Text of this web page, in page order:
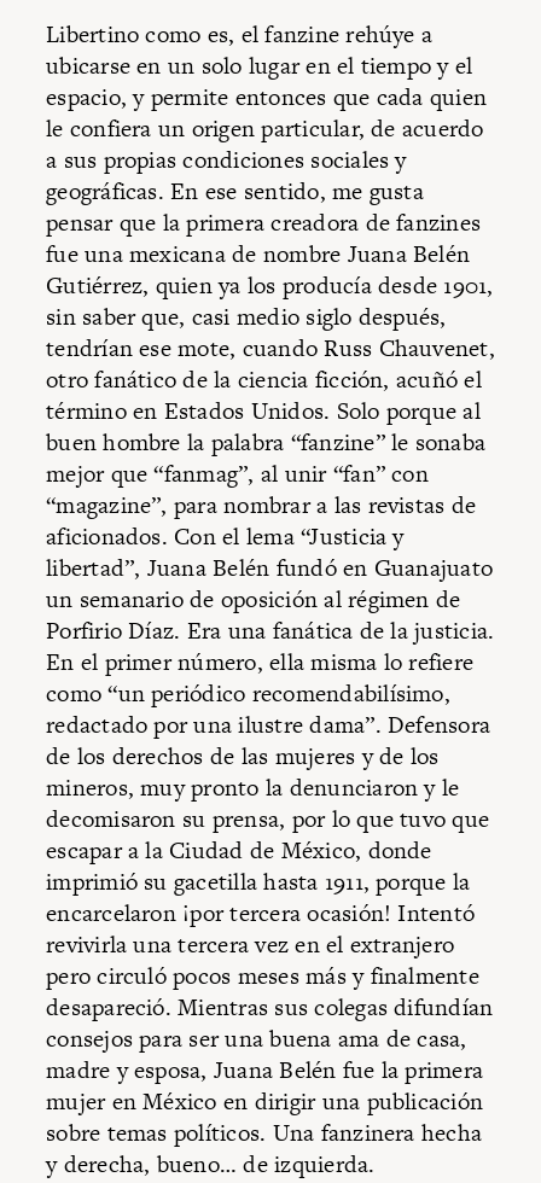
Libertino como es, el fanzine rehúye a
ubicarse en un solo lugar en el tiempo y el
espacio, y permite entonces que cada quien
le confiera un origen particular, de acuerdo
a sus propias condiciones sociales y
geográficas. En ese sentido, me gusta
pensar que la primera creadora de fanzines
fue una mexicana de nombre Juana Belén
Gutiérrez, quien ya los producía desde 1901,
sin saber que, casi medio siglo después,
tendrían ese mote, cuando Russ Chauvenet,
otro fanático de la ciencia ficción, acuñó el
término en Estados Unidos. Solo porque al
buen hombre la palabra “fanzine” le sonaba
mejor que “fanmag”, al unir “fan” con
“magazine”, para nombrar a las revistas de
aficionados. Con el lema “Justicia y
libertad”, Juana Belén fundó en Guanajuato
un semanario de oposición al régimen de
Porfirio Díaz. Era una fanática de la justicia.
En el primer número, ella misma lo refiere
como “un periódico recomendabilísimo,
redactado por una ilustre dama”. Defensora
de los derechos de las mujeres y de los
mineros, muy pronto la denunciaron y le
decomisaron su prensa, por lo que tuvo que
escapar a la Ciudad de México, donde
imprimió su gacetilla hasta 1911, porque la
encarcelaron ¡por tercera ocasión! Intentó
revivirla una tercera vez en el extranjero
pero circuló pocos meses más y finalmente
desapareció. Mientras sus colegas difundían
consejos para ser una buena ama de casa,
madre y esposa, Juana Belén fue la primera
mujer en México en dirigir una publicación
sobre temas políticos. Una fanzinera hecha
y derecha, bueno… de izquierda.